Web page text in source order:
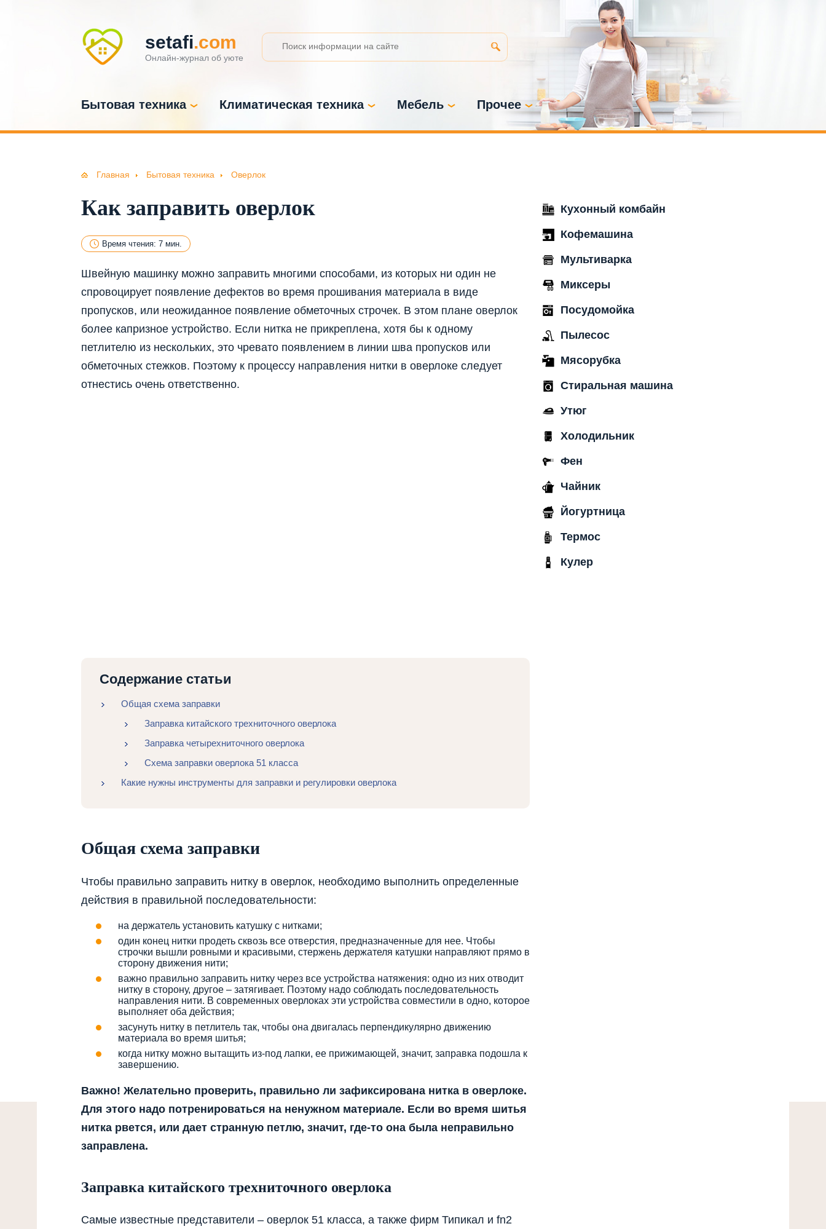
setafi.com
Онлайн-журнал об уюте
Бытовая техника Климатическая техника Мебель Прочее
Главная Бытовая техника Оверлок
Как заправить оверлок
Время чтения: 7 мин.
Швейную машинку можно заправить многими способами, из которых ни один не
спровоцирует появление дефектов во время прошивания материала в виде
пропусков, или неожиданное появление обметочных строчек. В этом плане оверлок
более капризное устройство. Если нитка не прикреплена, хотя бы к одному
петлителю из нескольких, это чревато появлением в линии шва пропусков или
обметочных стежков. Поэтому к процессу направления нитки в оверлоке следует
отнестись очень ответственно.
Содержание статьи
Общая схема заправки
Заправка китайского трехниточного оверлока
Заправка четырехниточного оверлока
Схема заправки оверлока 51 класса
Какие нужны инструменты для заправки и регулировки оверлока
Общая схема заправки
Чтобы правильно заправить нитку в оверлок, необходимо выполнить определенные
действия в правильной последовательности:
на держатель установить катушку с нитками;
один конец нитки продеть сквозь все отверстия, предназначенные для нее. Чтобы
строчки вышли ровными и красивыми, стержень держателя катушки направляют прямо в
сторону движения нити;
важно правильно заправить нитку через все устройства натяжения: одно из них отводит
нитку в сторону, другое – затягивает. Поэтому надо соблюдать последовательность
направления нити. В современных оверлоках эти устройства совместили в одно, которое
выполняет оба действия;
засунуть нитку в петлитель так, чтобы она двигалась перпендикулярно движению
материала во время шитья;
когда нитку можно вытащить из-под лапки, ее прижимающей, значит, заправка подошла к
завершению.
Важно! Желательно проверить, правильно ли зафиксирована нитка в оверлоке.
Для этого надо потренироваться на ненужном материале. Если во время шитья
нитка рвется, или дает странную петлю, значит, где-то она была неправильно
заправлена.
Заправка китайского трехниточного оверлока
Самые известные представители – оверлок 51 класса, а также фирм Типикал и fn2
Кухонный комбайн
Кофемашина
Мультиварка
Миксеры
Посудомойка
Пылесос
Мясорубка
Стиральная машина
Утюг
Холодильник
Фен
Чайник
Йогуртница
Термос
Кулер